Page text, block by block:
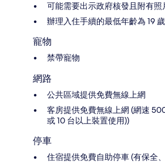
可能需要出示政府核發且附有照
辦理入住手續的最低年齡為 19 歲
寵物
禁帶寵物
網路
公共區域提供免費無線上網
客房提供免費無線上網 (網速
或 10 台以上裝置使用))
停車
住宿提供免費自助停車 (有保全